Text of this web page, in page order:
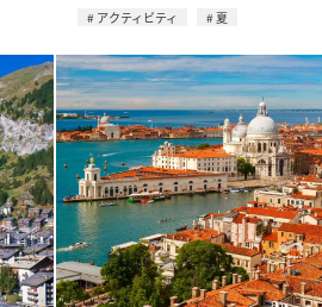
アクティビティ
夏